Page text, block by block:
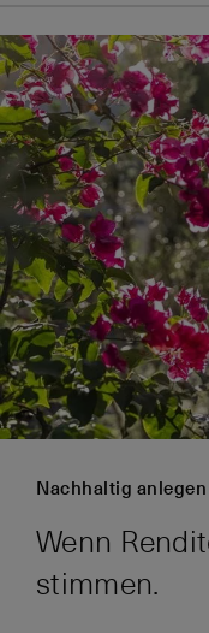
Nachhaltig anlegen
Wenn
stimmen.